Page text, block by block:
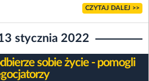
CZYTAJ DALEJ >>
stycznia 2022
sobie życie - pomogli